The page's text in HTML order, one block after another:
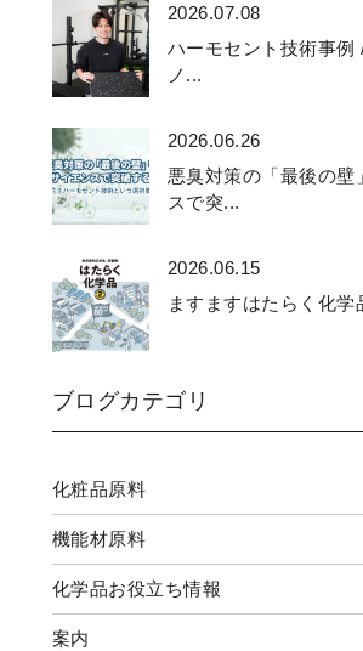
2026.07.08
ハーモセント技術事例
ノ...
2026.06.26
悪臭対策の「最後の壁
スで突...
2026.06.15
ますますはたらく化学
ブログカテゴリ
化粧品原料
機能材原料
化学品お役立ち情報
案内